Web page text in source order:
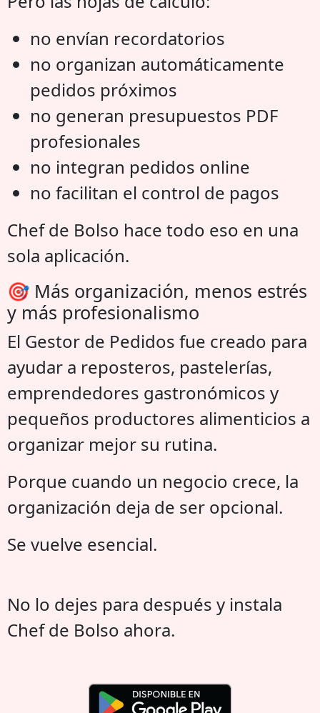
no envían recordatorios
no organizan automáticamente
pedidos próximos
no generan presupuestos PDF
profesionales
no integran pedidos online
no facilitan el control de pagos
Chef de Bolso hace todo eso en una
sola aplicación.
🎯 Más organización, menos estrés
y más profesionalismo
El Gestor de Pedidos fue creado para
ayudar a reposteros, pastelerías,
emprendedores gastronómicos y
pequeños productores alimenticios a
organizar mejor su rutina.
Porque cuando un negocio crece, la
organización deja de ser opcional.
Se vuelve esencial.
No lo dejes para después y instala
Chef de Bolso ahora.